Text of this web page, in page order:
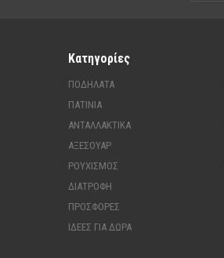
Κατηγορίες
ΠΟΔΗΛΑΤΑ
ΠΑΤΙΝΙΑ
ΑΝΤΑΛΛΑΚΤΙΚΑ
ΑΞΕΣΟΥΑΡ
ΡΟΥΧΙΣΜΟΣ
ΔΙΑΤΡΟΦΗ
ΠΡΟΣΦΟΡΕΣ
ΙΔΕΕΣ ΓΙΑ ΔΩΡΑ